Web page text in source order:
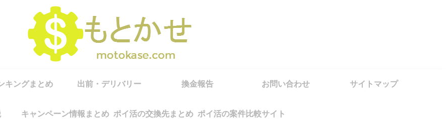
キングまとめ 出前・デリバリー 換金報告 お問い合わせ サイトマップ
キャンペーン情報まとめ ポイ活の交換先まとめ ポイ活の案件比較サイト